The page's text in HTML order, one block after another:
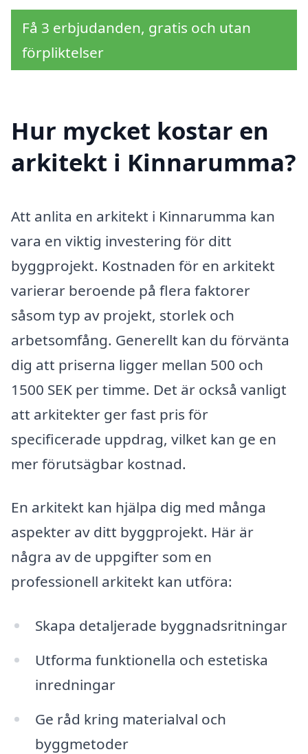
Få 3 erbjudanden, gratis och utan
förpliktelser
Hur mycket kostar en
arkitekt i Kinnarumma?
Att anlita en arkitekt i Kinnarumma kan
vara en viktig investering för ditt
byggprojekt. Kostnaden för en arkitekt
varierar beroende på flera faktorer
såsom typ av projekt, storlek och
arbetsomfång. Generellt kan du förvänta
dig att priserna ligger mellan 500 och
1500 SEK per timme. Det är också vanligt
att arkitekter ger fast pris för
specificerade uppdrag, vilket kan ge en
mer förutsägbar kostnad.
En arkitekt kan hjälpa dig med många
aspekter av ditt byggprojekt. Här är
några av de uppgifter som en
professionell arkitekt kan utföra:
Skapa detaljerade byggnadsritningar
Utforma funktionella och estetiska
inredningar
Ge råd kring materialval och
byggmetoder